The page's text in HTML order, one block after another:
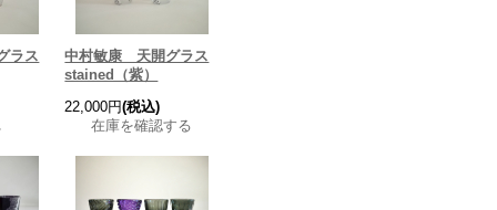
ラス
中村敏康 天開グラス
stained（紫）
22,000円(税込)
在庫を確認する